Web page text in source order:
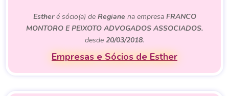
Estheré sócio(a) de Regiane na empresa FRANCO
MONTORO E PEIXOTO ADVOGADOS ASSOCIADOS.
desde 20/03/2018.
Empresas e Sócios de Esther